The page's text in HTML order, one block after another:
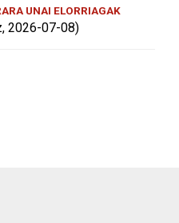
UNAI ELORRIAGAK
2026-07-08)